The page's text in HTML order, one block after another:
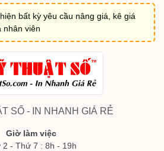
bất kỳ yêu cầu nâng giá, kê giá
nhân viên
SỐ - IN NHANH GIÁ RẺ
Giờ làm việc
2 - Thứ 7 : 8h - 19h